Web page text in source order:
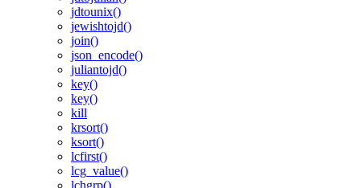
jdtounix()
jewishtojd()
join()
json_encode()
juliantojd()
key()
key()
kill
krsort()
ksort()
lcfirst()
lcg_value()
lchgrp()